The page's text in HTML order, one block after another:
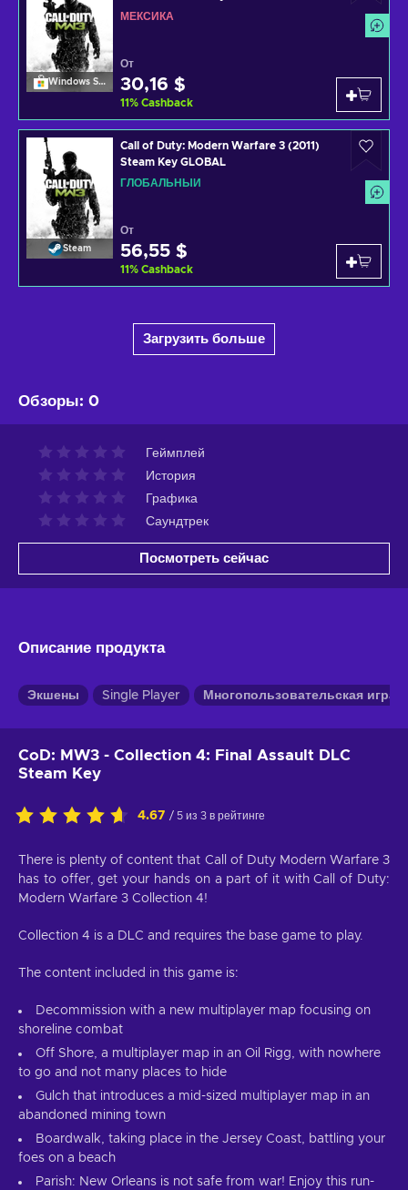
Windows Store
МЕКСИКА
От
30,16 $
11% Cashback
Steam
Call of Duty: Modern Warfare 3 (2011)
Steam Key GLOBAL
ГЛОБАЛЬНЫЙ
От
56,55 $
11% Cashback
Загрузить больше
Обзоры: 0
Геймплей
История
Графика
Саундтрек
Посмотреть сейчас
Описание продукта
Экшены Single Player Многопользовательская игра
CoD: MW3 - Collection 4: Final Assault DLC
Steam Key
4.67 / 5 из 3 в рейтинге
There is plenty of content that Call of Duty Modern Warfare 3
has to offer, get your hands on a part of it with Call of Duty:
Modern Warfare 3 Collection 4!
Collection 4 is a DLC and requires the base game to play.
The content included in this game is:
Decommission with a new multiplayer map focusing on
shoreline combat
Off Shore, a multiplayer map in an Oil Rigg, with nowhere
to go and not many places to hide
Gulch that introduces a mid-sized multiplayer map in an
abandoned mining town
Boardwalk, taking place in the Jersey Coast, battling your
foes on a beach
Parish: New Orleans is not safe from war! Enjoy this run-